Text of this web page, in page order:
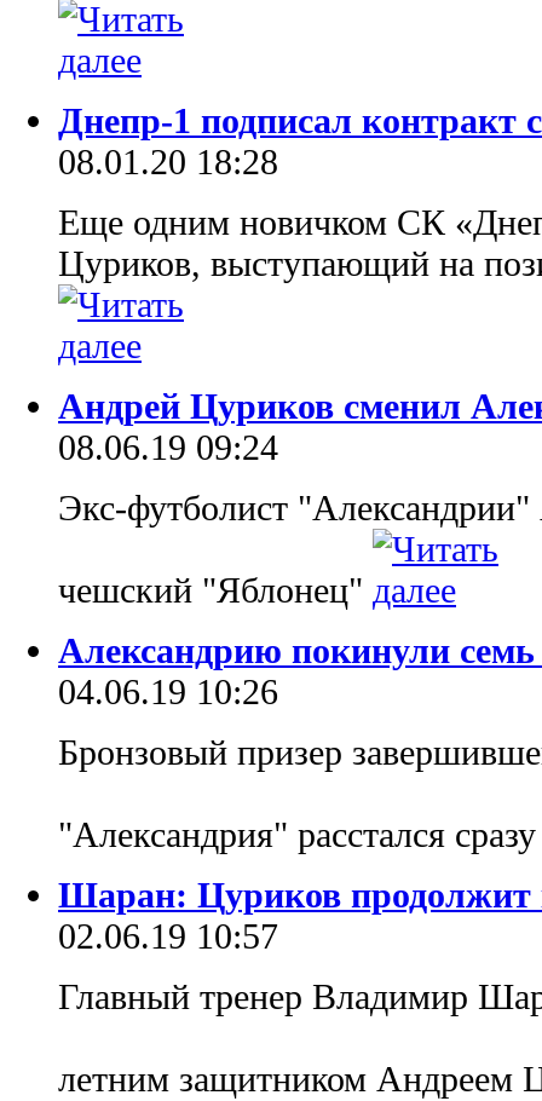
Днепр-1 подписал
08.01.20 18:28
Еще одним новичком СК
Цуриков, выступающий на
Андрей Цуриков сменил
08.06.19 09:24
Экс-футболист
чешский "Яблонец"
Александрию покинули семь
04.06.19 10:26
Бронзовый призер
"Александрия" расстался
Шаран: Цуриков продолжит
02.06.19 10:57
Главный тренер Владимир
летним защитником Андреем